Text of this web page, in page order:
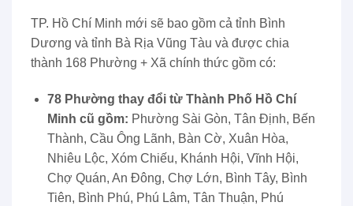
TP. Hồ Chí Minh mới sẽ bao gồm cả tỉnh Bình
Dương và tỉnh Bà Rịa Vũng Tàu và được chia
thành 168 Phường + Xã chính thức gồm có:
78 Phường thay đổi từ Thành Phố Hồ Chí
Minh cũ gồm: Phường Sài Gòn, Tân Định, Bến
Thành, Cầu Ông Lãnh, Bàn Cờ, Xuân Hòa,
Nhiêu Lộc, Xóm Chiếu, Khánh Hội, Vĩnh Hội,
Chợ Quán, An Đông, Chợ Lớn, Bình Tây, Bình
Tiên, Bình Phú, Phú Lâm, Tân Thuận, Phú